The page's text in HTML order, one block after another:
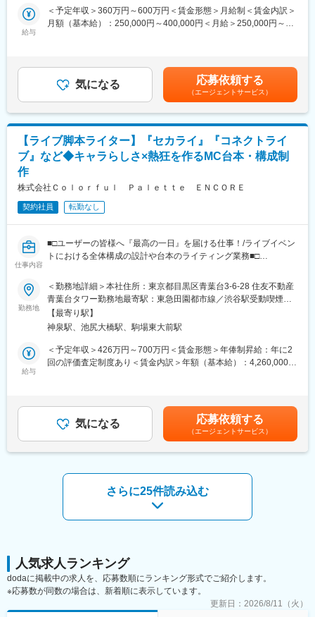
得ております。 最近のゲームはCGのクオリティも高くなってき
ており、より力が発揮できるチャンスが広がっています。
で、担当案件を決定します。ご希望があれば、他の工程への挑戦
も可能です。
◇制作部（ゲーム制作から映像制作まで幅広く行う部署)：約55名
・当社の技術は業界内でも高く評価され、設立当初から徹底した
「クオリティ」とクライアントを唸らせるほどの「提案力」を武
器に、大手企業の超有名タイトルを手がけてきました。
■働く環境：
す。
ため長時間の作業にも、負担を軽減させ、集中できる環境です。
スペシャリストになりたい方もゼネラリストになりたい方も歓迎
しています。 個人のやりたいことや目指す姿を尊重してフォロー
しあう社風です。また、スキルアップ、教育、最新技術、企画な
ど幅広い挑戦ができる環境です。
■当社について：
当社は、デジタルアーティストの集団（ギルド）として、ゲーム
ており、より力が発揮できるチャンスが広がっています。
給与
＜予定年収＞360万円～600万円＜賃金形態＞月給制＜賃金内訳＞
月額（基本給）：250,000円～400,000円＜月給＞250,000円～
までも目安の金額であり、選考を通じて上下する可能性がありま
す。月給(月額)は固定手当を含めた表記です。
気になる 応募依頼する
（エージェントサービス）
【ライブ脚本ライター】『セカライ』『コネクトライ
ブ』など◆キャラらしさ×熱狂を作るMC台本・構成制
作
株式会社Ｃｏｌｏｒｆｕｌ Ｐａｌｅｔｔｅ ＥＮＣＯＲＥ
契約社員 転勤なし
仕事内容
■□ユーザーの皆様へ『最高の一日』を届ける仕事！/ライブイベン
トにおける全体構成の設計や台本のライティング業務■□
■企業概要
弊社は、CGキャラクターを用いたライブイベントの企画・制作・
運営を専門とする企業です。独自開発の描画技術「DECO-
Engine」を活かし、会場型ライブ『セカライ』や配信型ライブ
『コネクトライブ』など、高品質な3DCG表現と緻密な演出で“最
高の体験”を創出しています。ライブ制作で培ったノウハウを基
に、法人向けの3DCG制作支援も展開しています。
トセカイ COLORFUL LIVE／コネクトライブなど）で、全体構成
の設計と台本ライティングを担います。MC台本の執筆・編集を軸
に、演出・構成の起案からステージ上の会話劇設計まで、「キャ
ライブのテーマ・演出意図を踏まえ、ストーリーライン／コーナ
ー構成／MC台本を設計・執筆します。版元・企画・演出との連携
により、世界観整合／権利監修観点を押さえつつ、当日の運営／
＜具体的な業務内容＞
・MC台本の執筆・編集（キャラクター口調・呼称・関係性の整
合、テンポ設計）
・演出・構成の起案／整合（コーナー／転換／暗転案、コーレス
誘導の台詞設計 等）
勤務地
＜勤務地詳細＞本社住所：東京都目黒区青葉台3-6-28 住友不動産
青葉台タワー勤務地最寄駅：東急田園都市線／渋谷駅受動喫煙対
策：屋内全面禁煙変更の範囲：無
【最寄り駅】
神泉駅、池尻大橋駅、駒場東大前駅
給与
＜予定年収＞426万円～700万円＜賃金形態＞年俸制昇給：年に2
回の評価査定制度あり＜賃金内訳＞年額（基本給）：4,260,000円
あり、選考を通じて上下する可能性があります。月給(月額)は固定
手当を含めた表記です。
気になる 応募依頼する
（エージェントサービス）
さらに25件読み込む
人気求人ランキング
dodaに掲載中の求人を、応募数順にランキング形式でご紹介します。
※応募数が同数の場合は、新着順に表示しています。
更新日： 2026/8/11（火）